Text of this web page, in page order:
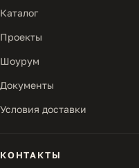
Каталог
Проекты
Шоурум
Документы
Условия доставки
КОНТАКТЫ